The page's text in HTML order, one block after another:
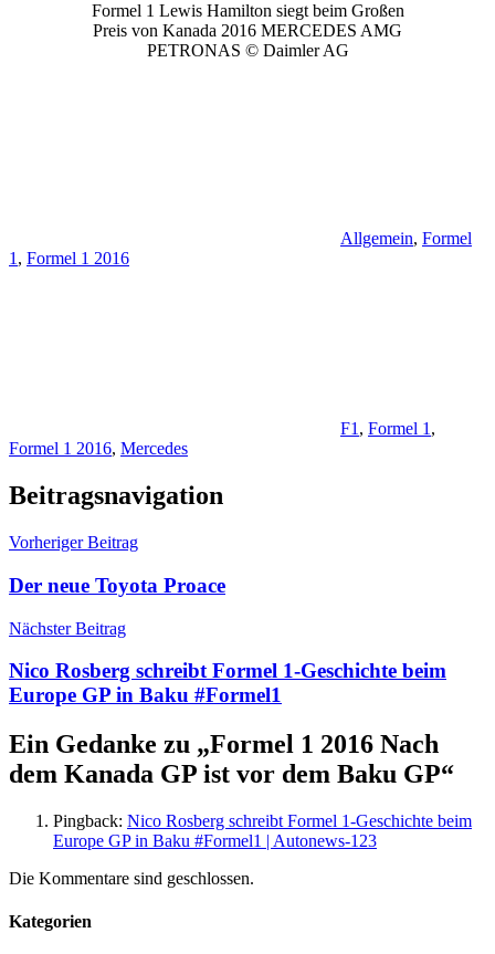
Formel 1 Lewis Hamilton siegt beim Großen
Preis von Kanada 2016 MERCEDES AMG
PETRONAS © Daimler AG
Allgemein, Formel
1 , Formel 1 2016
F1 , Formel 1 ,
Formel 1 2016, Mercedes
Beitragsnavigation
Vorheriger Beitrag
Der neue Toyota Proace
Nächster Beitrag
Nico Rosberg schreibt Formel 1-Geschichte beim
Europe GP in Baku #Formel1
Ein Gedanke zu „Formel 1 2016 Nach
dem Kanada GP ist vor dem Baku GP“
Pingback: Nico Rosberg schreibt Formel 1-Geschichte beim
Europe GP in Baku #Formel1 | Autonews-123
Die Kommentare sind geschlossen.
Kategorien